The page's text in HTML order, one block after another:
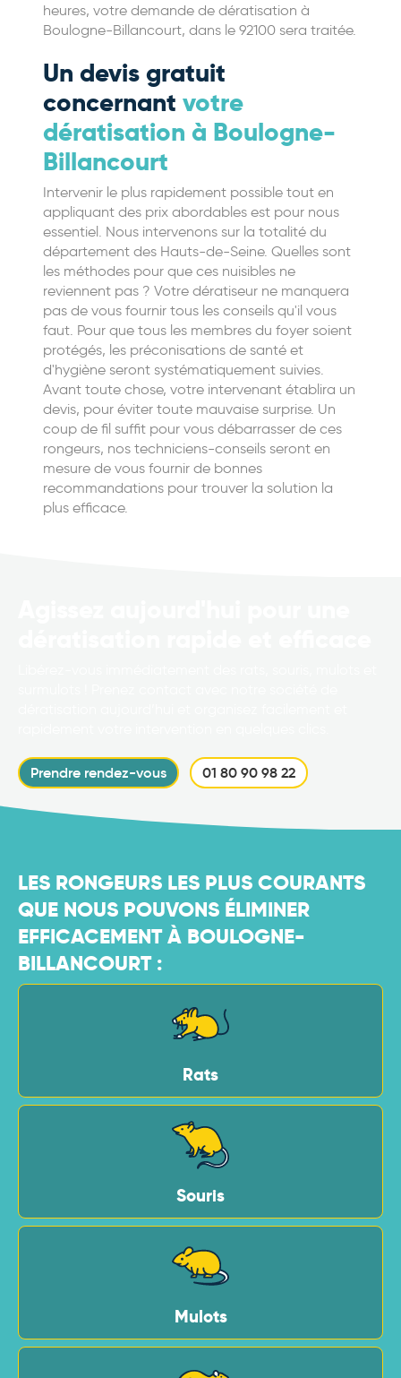
heures, votre demande de dératisation à
Boulogne-Billancourt, dans le 92100 sera traitée.
Un devis gratuit
concernant votre
dératisation à Boulogne-
Billancourt
Intervenir le plus rapidement possible tout en
appliquant des prix abordables est pour nous
essentiel. Nous intervenons sur la totalité du
département des Hauts-de-Seine. Quelles sont
les méthodes pour que ces nuisibles ne
reviennent pas ? Votre dératiseur ne manquera
pas de vous fournir tous les conseils qu'il vous
faut. Pour que tous les membres du foyer soient
protégés, les préconisations de santé et
d'hygiène seront systématiquement suivies.
Avant toute chose, votre intervenant établira un
devis, pour éviter toute mauvaise surprise. Un
coup de fil suffit pour vous débarrasser de ces
rongeurs, nos techniciens-conseils seront en
mesure de vous fournir de bonnes
recommandations pour trouver la solution la
plus efficace.
Prendre rendez-vous 01 80 90 98 22
LES RONGEURS LES PLUS COURANTS
QUE NOUS POUVONS ÉLIMINER
EFFICACEMENT À BOULOGNE-
BILLANCOURT :
Rats
Souris
Mulots